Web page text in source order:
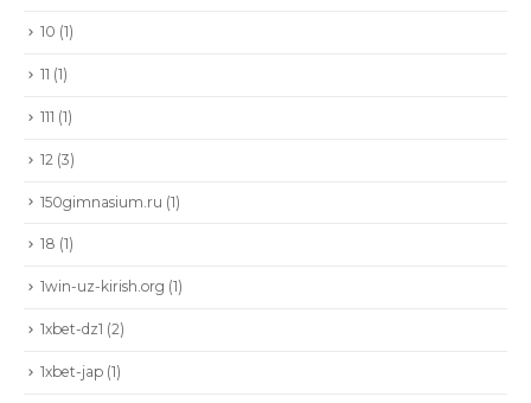
10 (1)
11 (1)
111 (1)
12 (3)
150gimnasium.ru (1)
18 (1)
1win-uz-kirish.org (1)
1xbet-dz1 (2)
1xbet-jap (1)